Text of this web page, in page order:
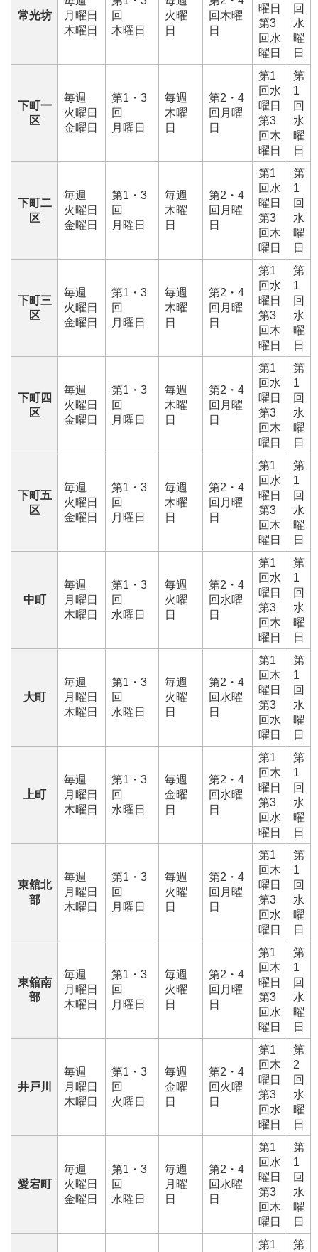
常光坊
月曜日
木曜日
回
木曜日
火曜
日
回木曜
日
曜日
第3
回水
曜日
回
水
曜
日
下町一
区
毎週
火曜日
金曜日
第1・3
回
月曜日
毎週
木曜
日
第2・4
回月曜
日
第1
回水
曜日
第3
回木
曜日
第
1
回
水
曜
日
下町二
区
毎週
火曜日
金曜日
第1・3
回
月曜日
毎週
木曜
日
第2・4
回月曜
日
第1
回水
曜日
第3
回木
曜日
第
1
回
水
曜
日
下町三
区
毎週
火曜日
金曜日
第1・3
回
月曜日
毎週
木曜
日
第2・4
回月曜
日
第1
回水
曜日
第3
回木
曜日
第
1
回
水
曜
日
下町四
区
毎週
火曜日
金曜日
第1・3
回
月曜日
毎週
木曜
日
第2・4
回月曜
日
第1
回水
曜日
第3
回木
曜日
第
1
回
水
曜
日
下町五
区
毎週
火曜日
金曜日
第1・3
回
月曜日
毎週
木曜
日
第2・4
回月曜
日
第1
回水
曜日
第3
回木
曜日
第
1
回
水
曜
日
中町
毎週
月曜日
木曜日
第1・3
回
水曜日
毎週
火曜
日
第2・4
回水曜
日
第1
回水
曜日
第3
回木
曜日
第
1
回
水
曜
日
大町
毎週
月曜日
木曜日
第1・3
回
水曜日
毎週
火曜
日
第2・4
回水曜
日
第1
回木
曜日
第3
回水
曜日
第
1
回
水
曜
日
上町
毎週
月曜日
木曜日
第1・3
回
水曜日
毎週
金曜
日
第2・4
回水曜
日
第1
回木
曜日
第3
回水
曜日
第
1
回
水
曜
日
東舘北
部
毎週
月曜日
木曜日
第1・3
回
月曜日
毎週
火曜
日
第2・4
回月曜
日
第1
回木
曜日
第3
回水
曜日
第
1
回
水
曜
日
東舘南
部
毎週
月曜日
木曜日
第1・3
回
月曜日
毎週
火曜
日
第2・4
回月曜
日
第1
回木
曜日
第3
回水
曜日
第
1
回
水
曜
日
井戸川
毎週
月曜日
木曜日
第1・3
回
火曜日
毎週
金曜
日
第2・4
回火曜
日
第1
回木
曜日
第3
回水
曜日
第
2
回
水
曜
日
愛宕町
毎週
火曜日
金曜日
第1・3
回
水曜日
毎週
月曜
日
第2・4
回水曜
日
第1
回水
曜日
第3
回木
曜日
第
1
回
水
曜
日
第1
第